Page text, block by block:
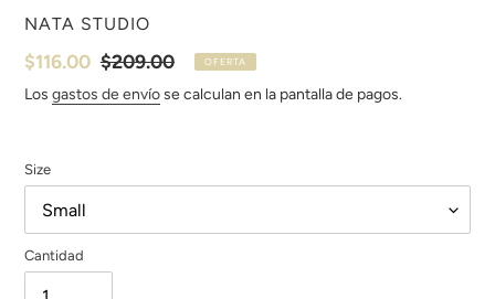
PROVEEDOR
NATA STUDIO
Precio
de
$116.00 Precio
habitual
$209.00 OFERTA
Los gastos de envíose calculan en la pantalla de pagos.
Size
Cantidad